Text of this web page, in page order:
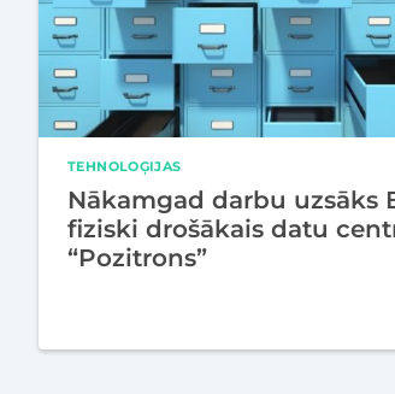
TEHNOLOĢIJAS
Nākamgad darbu uzsāks
fiziski drošākais datu
“Pozitrons”